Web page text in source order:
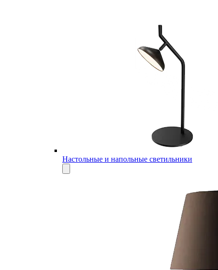
Настольные и напольные светильники